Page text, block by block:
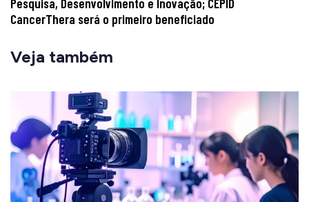
Pesquisa, Desenvolvimento e Inovação; CEPID
CancerThera será o primeiro beneficiado
Veja também